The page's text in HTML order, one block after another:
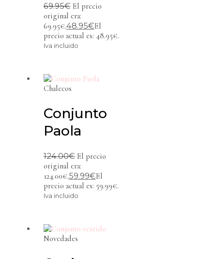
69.95€ El precio
original era:
69.95€.48.95€El
precio actual es: 48.95€.
Iva incluido
Chalecos
Conjunto
Paola
124.00€ El precio
original era:
124.00€.59.99€El
precio actual es: 59.99€.
Iva incluido
Novedades